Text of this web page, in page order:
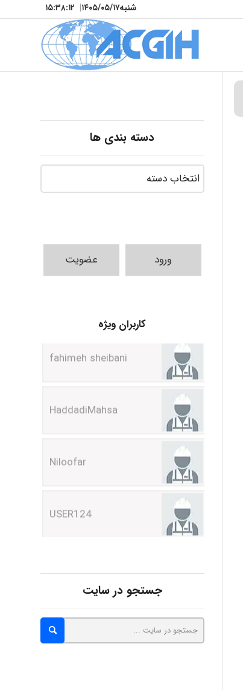
شنبه۱۴۰۵/۰۵/۱۷| ۱۵:۳۸:۱۴
دسته بندی ها
ورود عضویت
کاربران ویژه
HaddadiMahsa
Niloofar
USER124
malekf
abolfazlkoshehe
abolfazlkoshehe
جستجو در سایت